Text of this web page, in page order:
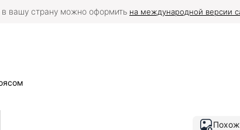
в вашу страну можно оформить на международной версии